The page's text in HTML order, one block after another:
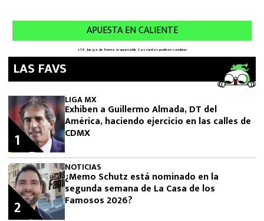
LAS FAVS
LIGA MX
Exhiben a Guillermo Almada, DT del
América, haciendo ejercicio en las calles de
CDMX
1
NOTICIAS
¿Memo Schutz está nominado en la
segunda semana de La Casa de los
Famosos 2026?
2